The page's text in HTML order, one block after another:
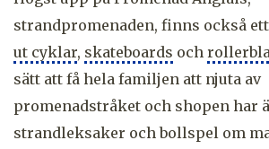
strandpromenaden, finns också
ut cyklar, skateboards och
sätt att få hela familjen att njuta av
promenadstråket och shopen har
strandleksaker och bollspel om